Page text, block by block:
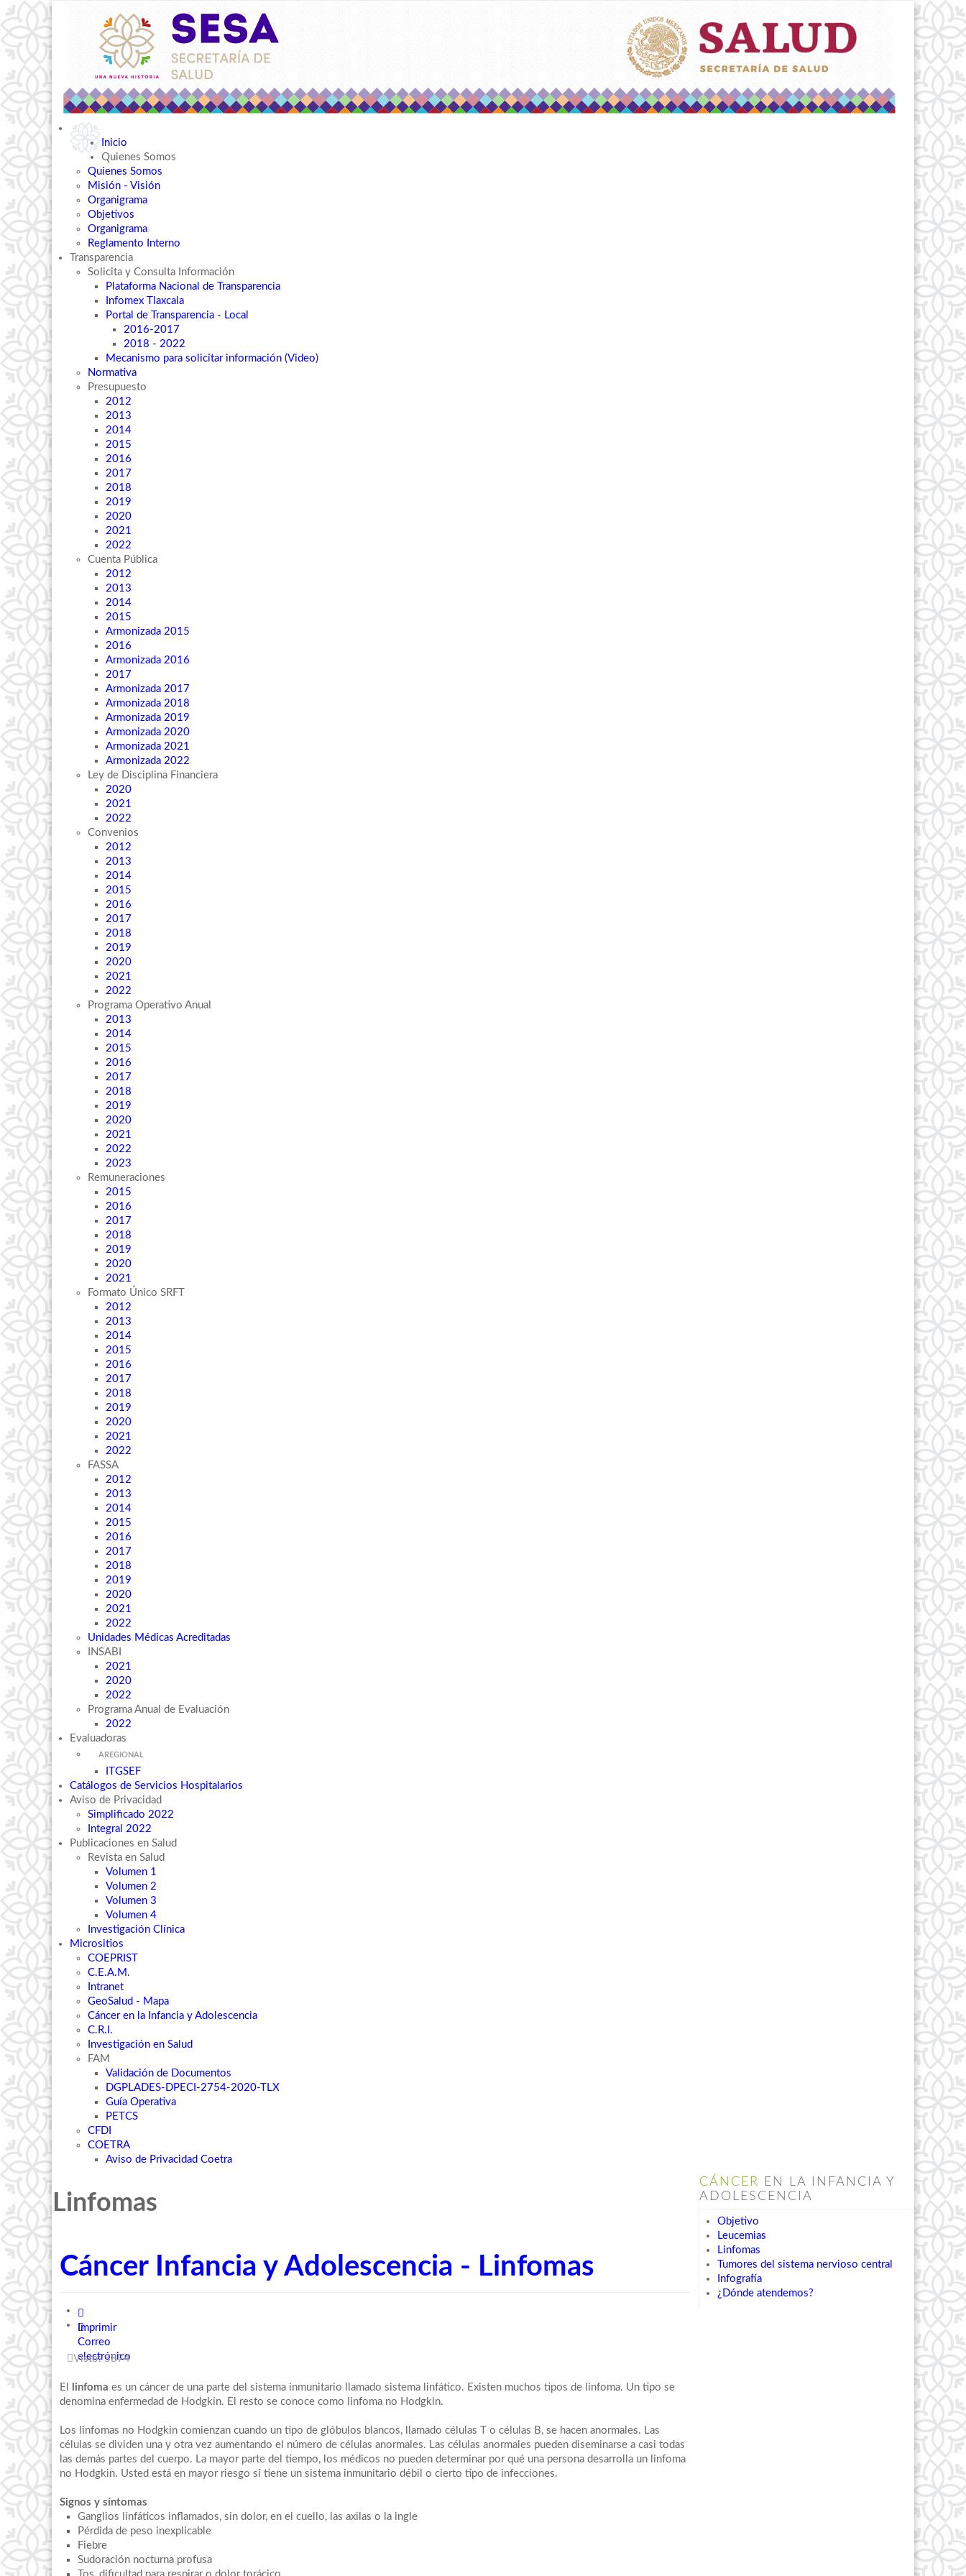
Inicio
Quienes Somos
Quienes Somos
Misión - Visión
Organigrama
Objetivos
Organigrama
Reglamento Interno
Transparencia
Solicita y Consulta Información
Plataforma Nacional de Transparencia
Infomex Tlaxcala
Portal de Transparencia - Local
2016-2017
2018 - 2022
Mecanismo para solicitar información (Video)
Normativa
Presupuesto
2012
2013
2014
2015
2016
2017
2018
2019
2020
2021
2022
Cuenta Pública
2012
2013
2014
2015
Armonizada 2015
2016
Armonizada 2016
2017
Armonizada 2017
Armonizada 2018
Armonizada 2019
Armonizada 2020
Armonizada 2021
Armonizada 2022
Ley de Disciplina Financiera
2020
2021
2022
Convenios
2012
2013
2014
2015
2016
2017
2018
2019
2020
2021
2022
Programa Operativo Anual
2013
2014
2015
2016
2017
2018
2019
2020
2021
2022
2023
Remuneraciones
2015
2016
2017
2018
2019
2020
2021
Formato Único SRFT
2012
2013
2014
2015
2016
2017
2018
2019
2020
2021
2022
FASSA
2012
2013
2014
2015
2016
2017
2018
2019
2020
2021
2022
Unidades Médicas Acreditadas
INSABI
2021
2020
2022
Programa Anual de Evaluación
2022
Evaluadoras
AREGIONAL
ITGSEF
Catálogos de Servicios Hospitalarios
Aviso de Privacidad
Simplificado 2022
Integral 2022
Publicaciones en Salud
Revista en Salud
Volumen 1
Volumen 2
Volumen 3
Volumen 4
Investigación Clínica
Micrositios
COEPRIST
C.E.A.M.
Intranet
GeoSalud - Mapa
Cáncer en la Infancia y Adolescencia
C.R.I.
Investigación en Salud
FAM
Validación de Documentos
DGPLADES-DPECI-2754-2020-TLX
Guía Operativa
PETCS
CFDI
COETRA
Aviso de Privacidad Coetra
Linfomas
Cáncer Infancia y Adolescencia - Linfomas
Imprimir
Correo
electrónico
Visto: 5874
El linfoma es un cáncer de una parte del sistema inmunitario llamado sistema linfático. Existen muchos tipos de linfoma. Un tipo se
denomina enfermedad de Hodgkin. El resto se conoce como linfoma no Hodgkin.
Los linfomas no Hodgkin comienzan cuando un tipo de glóbulos blancos, llamado células T o células B, se hacen anormales. Las
células se dividen una y otra vez aumentando el número de células anormales. Las células anormales pueden diseminarse a casi todas
las demás partes del cuerpo. La mayor parte del tiempo, los médicos no pueden determinar por qué una persona desarrolla un linfoma
no Hodgkin. Usted está en mayor riesgo si tiene un sistema inmunitario débil o cierto tipo de infecciones.
Signos y síntomas
Ganglios linfáticos inflamados, sin dolor, en el cuello, las axilas o la ingle
Pérdida de peso inexplicable
Fiebre
Sudoración nocturna profusa
CÁNCER
EN LA INFANCIA Y
ADOLESCENCIA
Objetivo
Leucemias
Linfomas
Tumores del sistema nervioso central
Infografía
¿Dónde atendemos?